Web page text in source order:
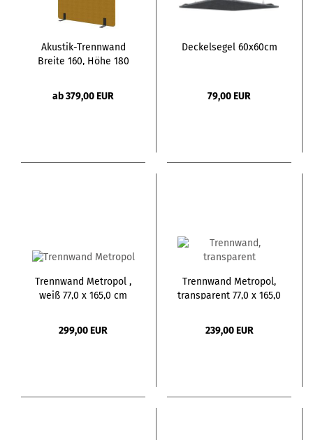
Akustik-Trennwand
Breite 160, Höhe 180
ab 379,00 EUR
Deckelsegel 60x60cm
79,00 EUR
Trennwand Metropol ,
weiß 77,0 x 165,0 cm
299,00 EUR
Trennwand Metropol,
transparent 77,0 x 165,0
239,00 EUR